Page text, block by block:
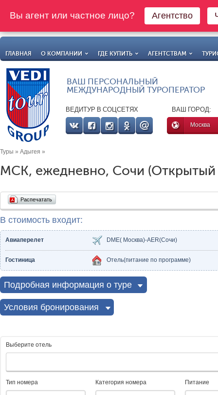
Вы агент или частное лицо? Агентство
ГЛАВНАЯ О КОМПАНИИ ГДЕ КУПИТЬ АГЕНТСТВАМ
ВАШ ПЕРСОНАЛЬНЫЙ
МЕЖДУНАРОДНЫЙ ТУРОПЕРАТОР
ВЕДИТУР В СОЦСЕТЯХ ВАШ ГОРОД:
Москва
Туры » Адыгея »
МСК, ежедневно, Сочи (Открытый
Распечатать
В стоимость входит:
Авиаперелет DME( Москва)-AER(Сочи)
Гостиница Отель(питание по программе)
Подробная информация о туре
Условия бронирования
Выберите отель
Тип номера Категория номера Питание